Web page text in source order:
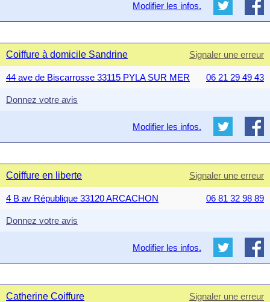
Modifier les infos.
Coiffure à domicile Sandrine Signaler une erreur
44 ave de Biscarrosse 33115 PYLA SUR MER 06 21 29 49 43
Donnez votre avis
Modifier les infos.
Coiffure en liberte Signaler une erreur
4 B av République 33120 ARCACHON 06 81 32 98 89
Donnez votre avis
Modifier les infos.
Catherine Coiffure Signaler une erreur